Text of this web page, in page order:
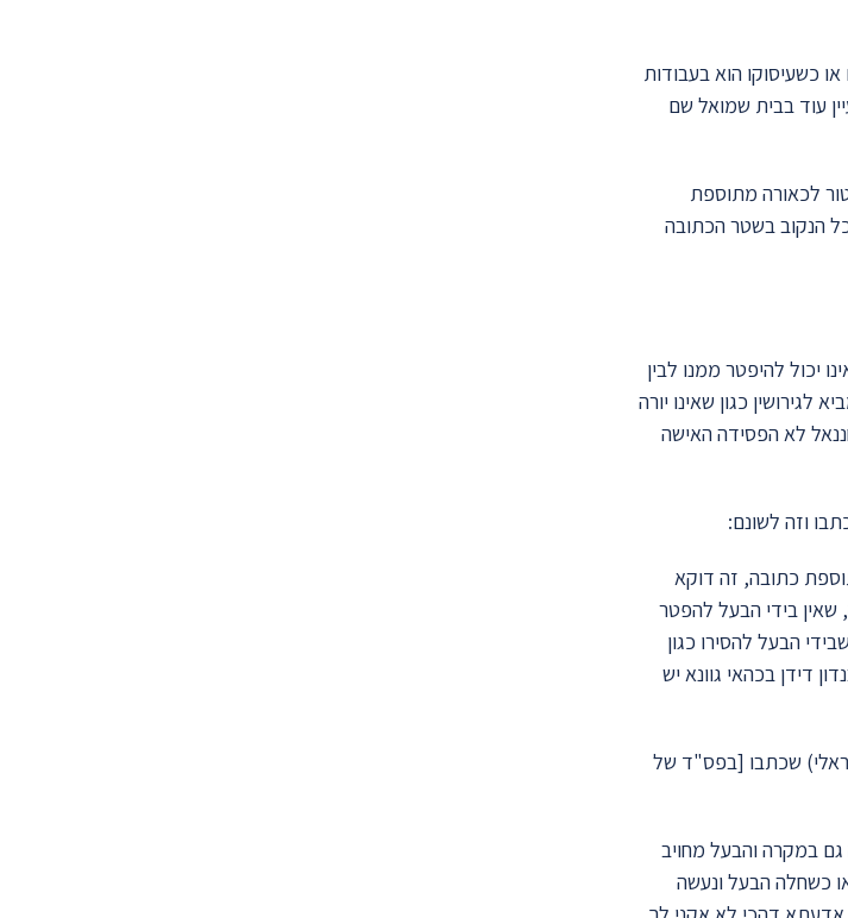
כשעיסוקו הוא בעבודות
עוד בבית שמואל שם
לכאורה מתוספת
הנקוב בשטר הכתובה
יכול להיפטר ממנו לבין
כגון שאינו יורה
לא הפסידה האישה
כתובה, זה דוקא
שאין בידי הבעל להפטר
הבעל להסירו כגון
דידן בכהאי גוונא יש
ב. זולטי ש. ישראלי) שכתבו [בפס"ד של
במקרה והבעל מחויב
כשחלה הבעל ונעשה